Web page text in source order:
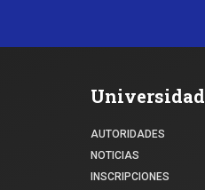
Universidad
AUTORIDADES
NOTICIAS
INSCRIPCIONES